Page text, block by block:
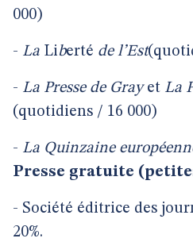
000)
- La Liberté de l’Est
- La Presse de Grayet La
(quotidiens / 16 000)
- La Quinzaine
Presse gratuite
- Société éditrice des
20%.